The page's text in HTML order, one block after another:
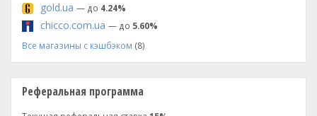
gold.ua — до 4.24%
chicco.com.ua — до 5.60%
Все магазины с кэшбэком (8)
Реферальная программа